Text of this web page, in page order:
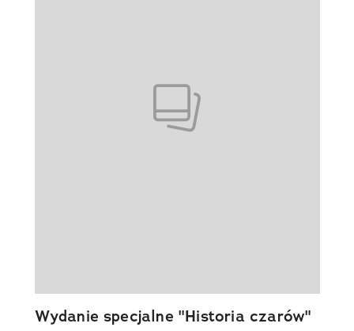
Wydanie specjalne "Historia czarów"